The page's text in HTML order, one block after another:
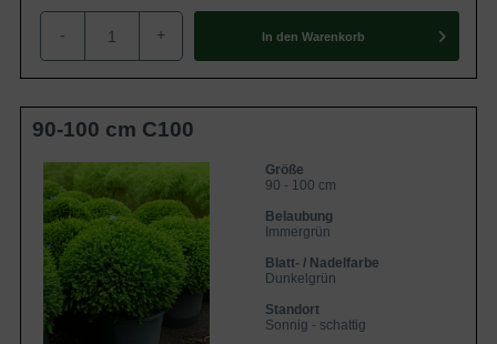
- + In den Warenkorb
90-100 cm C100
Größe
90 - 100 cm
Belaubung
Immergrün
Blatt- / Nadelfarbe
Dunkelgrün
Standort
Sonnig - schattig